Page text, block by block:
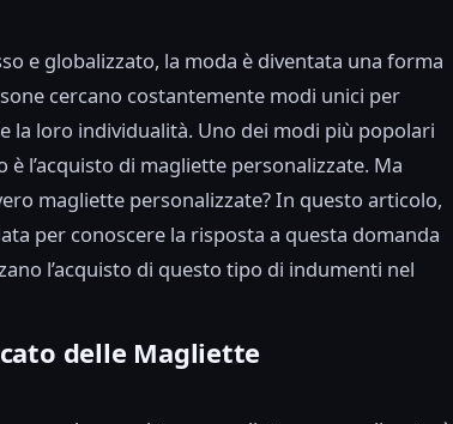
e globalizzato, la moda è diventata una forma
cercano costantemente modi unici per
la loro individualità. Uno dei modi più popolari
l’acquisto di magliette personalizzate. Ma
magliette personalizzate? In questo articolo,
per conoscere la risposta a questa domanda
l’acquisto di questo tipo di indumenti nel
delle Magliette